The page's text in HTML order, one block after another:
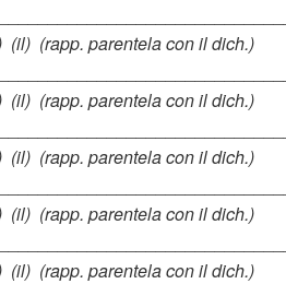
(il) (rapp. parentela con il dich.)
(il) (rapp. parentela con il dich.)
(il) (rapp. parentela con il dich.)
(il) (rapp. parentela con il dich.)
(il) (rapp. parentela con il dich.)